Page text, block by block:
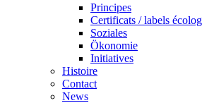
Principes
Certificats / labels
Soziales
Ökonomie
Initiatives
Histoire
Contact
News